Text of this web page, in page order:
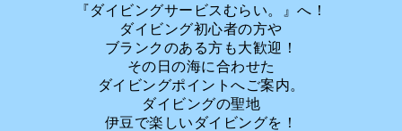
『ダイビングサービスむらい。』へ！
ダイビング初心者の方や
ブランクのある方も大歓迎！
その日の海に合わせた
ダイビングポイントへご案内。
ダイビングの聖地
伊豆で楽しいダイビングを！